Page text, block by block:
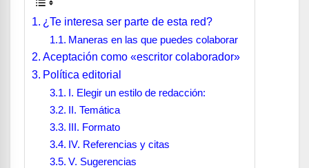
¿Te interesa ser parte de esta red?
Maneras en las que puedes colaborar
Aceptación como «escritor colaborador»
Política editorial
I. Elegir un estilo de redacción:
II. Temática
III. Formato
IV. Referencias y citas
V. Sugerencias